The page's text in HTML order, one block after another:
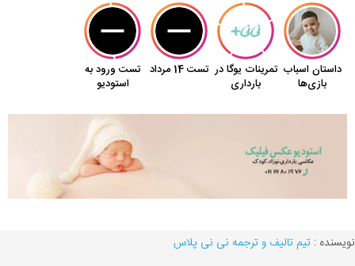
نویسنده : تیم تالیف و ترجمه نی نی پلاس